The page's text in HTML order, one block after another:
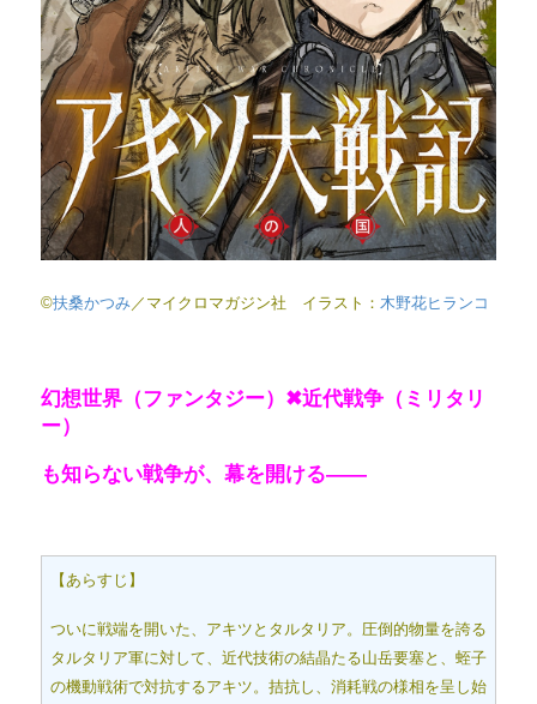
©扶桑かつみ／マイクロマガジン社 イラスト： 木野花ヒランコ
幻想世界（ファンタジー）✖近代戦争（ミリタリ
ー）
も知らない戦争が、幕を開ける――
【あらすじ】
ついに戦端を開いた、アキツとタルタリア。圧倒的物量を誇る
タルタリア軍に対して、近代技術の結晶たる山岳要塞と、蛭子
の機動戦術で対抗するアキツ。拮抗し、消耗戦の様相を呈し始